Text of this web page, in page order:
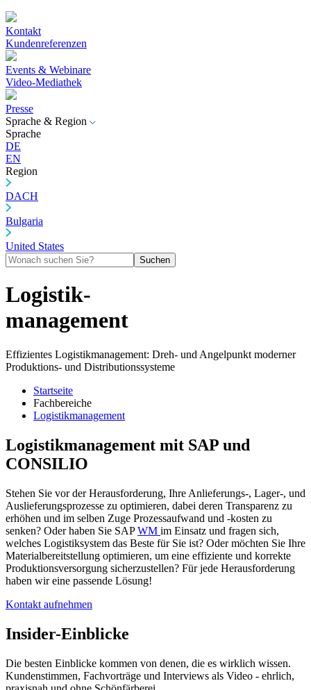
Kontakt
Kundenreferenzen
Events & Webinare
Video-Mediathek
Presse
Sprache & Region
Sprache
DE
EN
Region
DACH
Bulgaria
United States
Suchen
Logistik-
management
Effizientes Logistikmanagement: Dreh- und Angelpunkt moderner
Produktions- und Distributionssysteme
Startseite
Fachbereiche
Logistikmanagement
Logistikmanagement mit SAP und
CONSILIO
Stehen Sie vor der Herausforderung, Ihre Anlieferungs-, Lager-, und
Auslieferungsprozesse zu optimieren, dabei deren Transparenz zu
erhöhen und im selben Zuge Prozessaufwand und -kosten zu
senken? Oder haben Sie SAPWM im Einsatz und fragen sich,
welches Logistiksystem das Beste für Sie ist? Oder möchten Sie Ihre
Materialbereitstellung optimieren, um eine effiziente und korrekte
Produktionsversorgung sicherzustellen? Für jede Herausforderung
haben wir eine passende Lösung!
Kontakt aufnehmen
Insider-Einblicke
Die besten Einblicke kommen von denen, die es wirklich wissen.
Kundenstimmen, Fachvorträge und Interviews als Video - ehrlich,